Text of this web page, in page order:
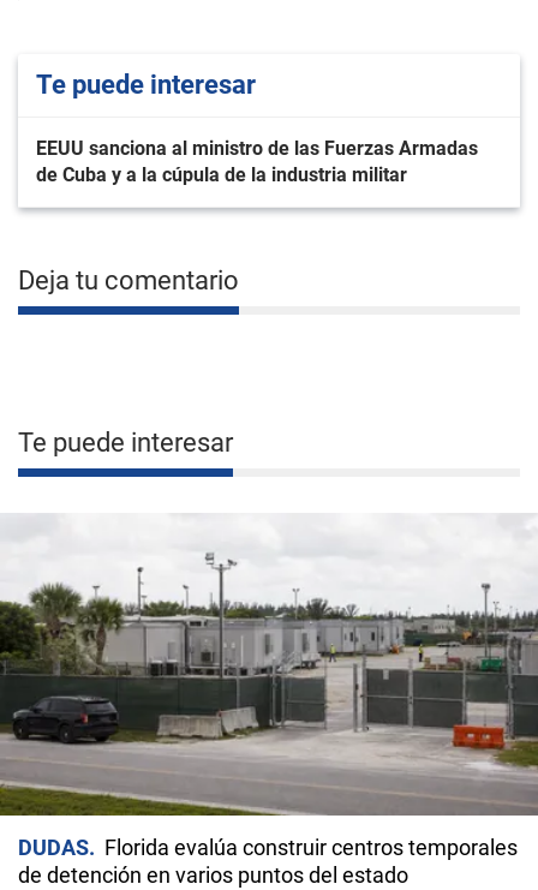
Te puede interesar
EEUU sanciona al ministro de las Fuerzas Armadas
de Cuba y a la cúpula de la industria militar
Deja tu comentario
Te puede interesar
DUDAS
Florida evalúa construir centros temporales
de detención en varios puntos del estado